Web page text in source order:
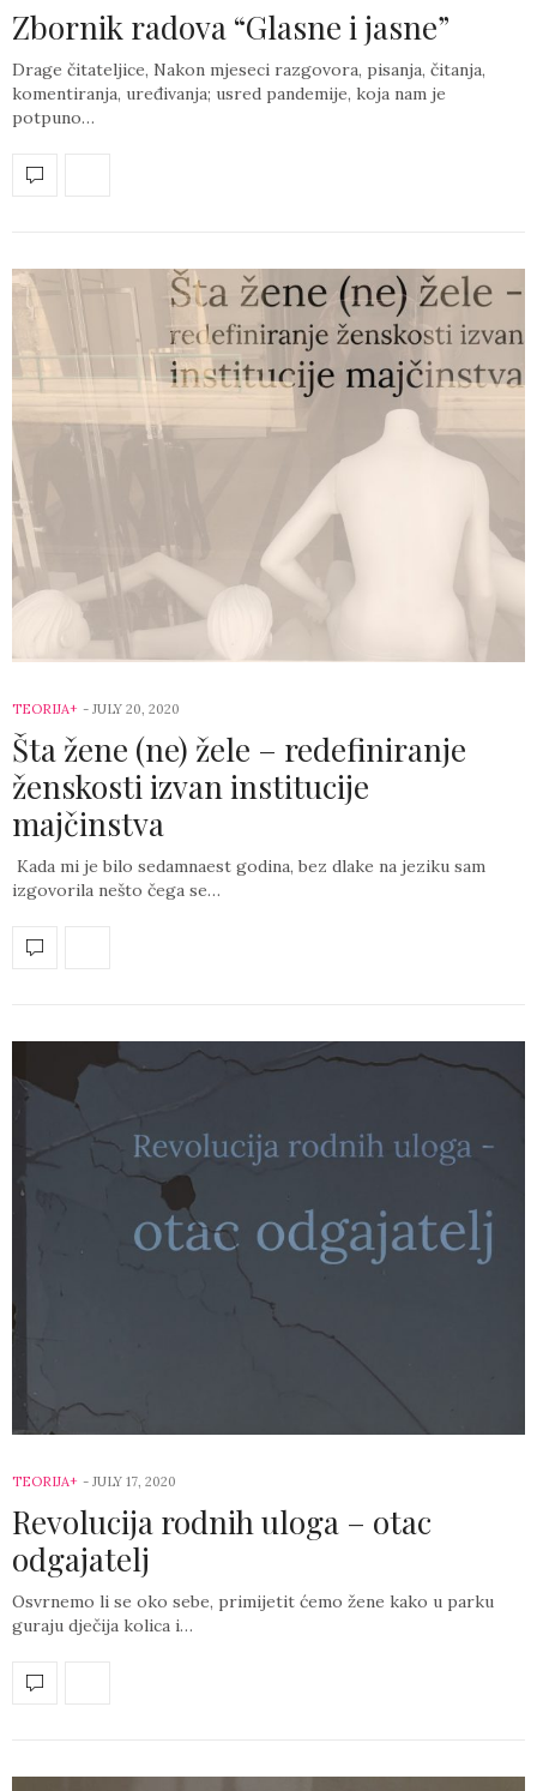
Zbornik radova “Glasne i jasne”
Drage čitateljice, Nakon mjeseci razgovora, pisanja, čitanja,
komentiranja, uređivanja; usred pandemije, koja nam je
potpuno…
TEORIJA+ - JULY 20, 2020
Šta žene (ne) žele – redefiniranje
ženskosti izvan institucije
majčinstva
Kada mi je bilo sedamnaest godina, bez dlake na jeziku sam
izgovorila nešto čega se…
TEORIJA+ - JULY 17, 2020
Revolucija rodnih uloga – otac
odgajatelj
Osvrnemo li se oko sebe, primijetit ćemo žene kako u parku
guraju dječija kolica i…